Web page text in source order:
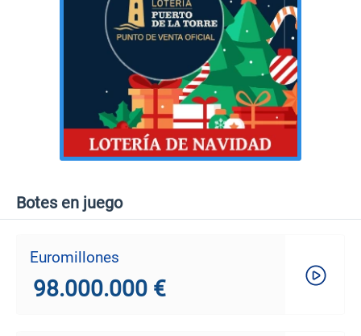
Botes en juego
Euromillones
98.000.000 €